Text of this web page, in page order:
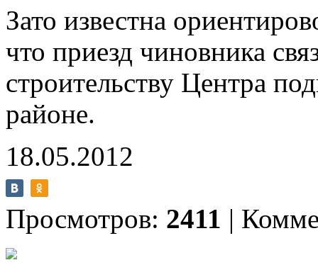
Зато известна
что приезд чиновника
строительству Центра
районе.
18.05.2012
Просмотров: 2411 |